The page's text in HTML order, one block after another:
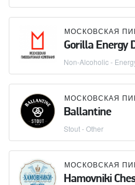
Gorilla Energy
Non-Alcoholic -
Ballantine
Stout - Other
Hamovniki